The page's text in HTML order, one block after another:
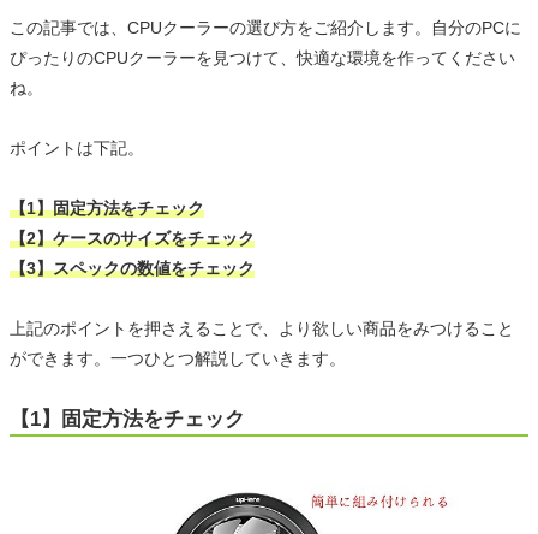
この記事では、CPUクーラーの選び方をご紹介します。自分のPCに
ぴったりのCPUクーラーを見つけて、快適な環境を作ってください
ね。
ポイントは下記。
【1】固定方法をチェック
【2】ケースのサイズをチェック
【3】スペックの数値をチェック
上記のポイントを押さえることで、より欲しい商品をみつけること
ができます。一つひとつ解説していきます。
【1】固定方法をチェック